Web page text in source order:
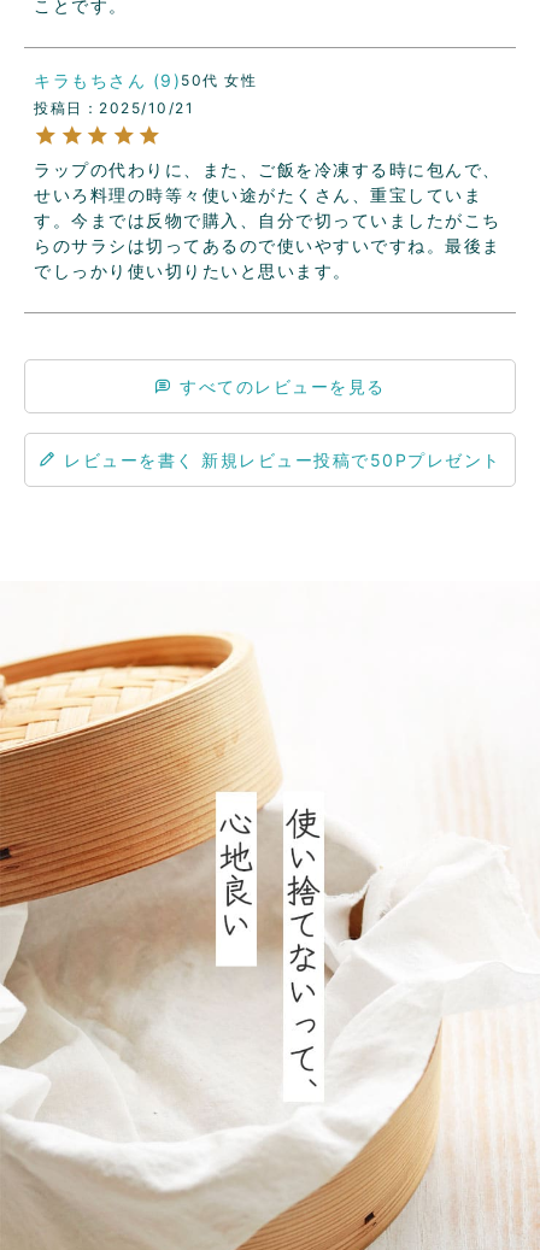
キラもち 9 50代 女性
投稿日
2025/10/21
ラップの代わりに、また、ご飯を冷凍する時に包んで、
せいろ料理の時等々使い途がたくさん、重宝していま
す。今までは反物で購入、自分で切っていましたがこち
らのサラシは切ってあるので使いやすいですね。最後ま
でしっかり使い切りたいと思います。
すべてのレビューを見る
レビューを書く